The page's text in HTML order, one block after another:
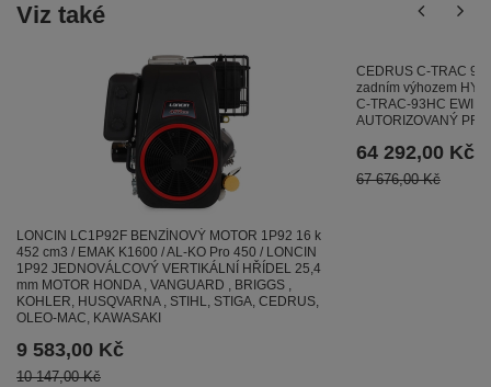
Viz také
LONCIN LC1P92F BENZÍNOVÝ MOTOR 1P92 16 k
452 cm3 / EMAK K1600 / AL-KO Pro 450 / LONCIN
1P92 JEDNOVÁLCOVÝ VERTIKÁLNÍ HŘÍDEL 25,4
mm MOTOR HONDA , VANGUARD , BRIGGS ,
KOHLER, HUSQVARNA , STIHL, STIGA, CEDRUS,
OLEO-MAC, KAWASAKI
9 583,00 Kč
10 147,00 Kč
CEDRUS C-TRAC
zadním výhozem
C-TRAC-93HC
AUTORIZOVANÝ
64 292,00 Kč
67 676,00 Kč